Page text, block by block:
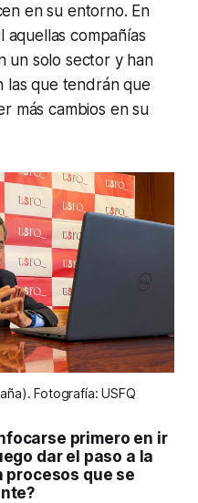
en su entorno. En
aquellas compañías
un solo sector y han
las que tendrán que
más cambios en su
Fotografía: USFQ
primero en ir
dar el paso a la
procesos que se